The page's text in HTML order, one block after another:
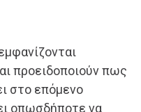
προειδοποιούν πως
στο επόμενο
οπωσδήποτε να